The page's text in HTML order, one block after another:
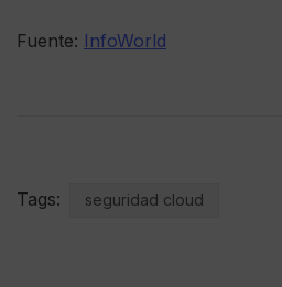
Fuente: InfoWorld
Tags: seguridad cloud